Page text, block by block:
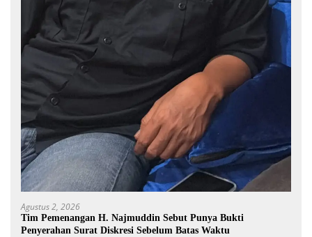
Agustus 2, 2026
Tim Pemenangan H. Najmuddin Sebut Punya Bukti
Penyerahan Surat Diskresi Sebelum Batas Waktu